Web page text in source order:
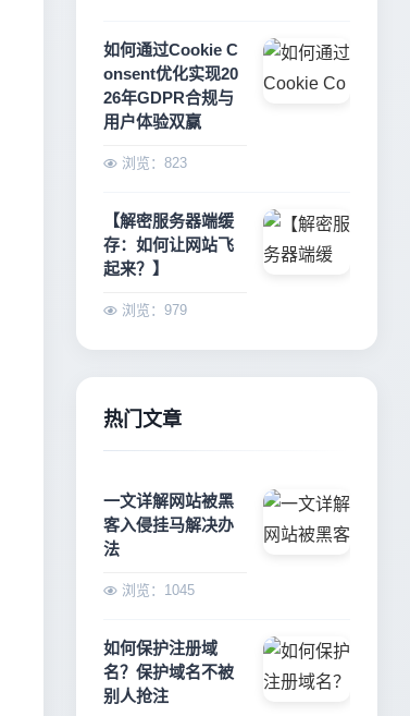
如何通过Cookie C
onsent优化实现20
26年GDPR合规与
用户体验双赢
浏览：823
【解密服务器端缓
存：如何让网站飞
起来？】
浏览：979
热门文章
一文详解网站被黑
客入侵挂马解决办
法
浏览：1045
如何保护注册域
名？保护域名不被
别人抢注